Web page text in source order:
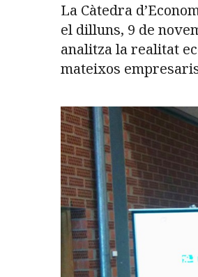
La Càtedra
el dilluns, 9 de
analitza la realitat
mateixos